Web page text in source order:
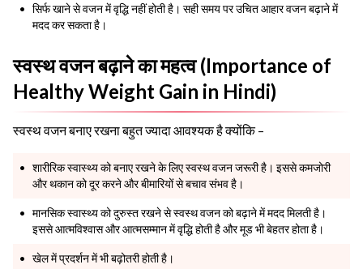
सिर्फ खाने से वजन में वृद्धि नहीं होती है। सही समय पर उचित आहार वजन बढ़ाने में
मदद कर सकता है।
स्वस्थ वजन बढ़ाने का महत्व (Importance of
Healthy Weight Gain in Hindi)
स्वस्थ वजन बनाए रखना बहुत ज्यादा आवश्यक है क्योंकि –
शारीरिक स्वास्थ्य को बनाए रखने के लिए स्वस्थ वजन जरूरी है। इससे कमजोरी
और थकान को दूर करने और बीमारियों से बचाव संभव है।
मानसिक स्वास्थ्य को दुरुस्त रखने से स्वस्थ वजन को बढ़ाने में मदद मिलती है।
इससे आत्मविश्वास और आत्मसम्मान में वृद्धि होती है और मूड भी बेहतर होता है।
खेल में प्रदर्शन में भी बढ़ोतरी होती है।